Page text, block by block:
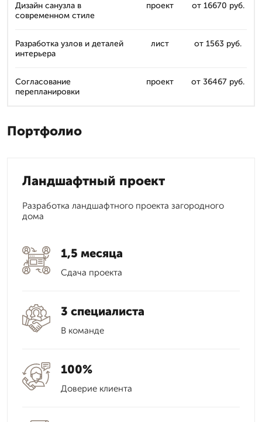
Дизайн санузла в
современном стиле
проект от 16670 руб.
Разработка узлов и деталей
интерьера
лист от 1563 руб.
Согласование
перепланировки
проект от 36467 руб.
Портфолио
Ландшафтный проект
Разработка ландшафтного проекта загородного
дома
1,5 месяца
Сдача проекта
3 специалиста
В команде
100%
Доверие клиента